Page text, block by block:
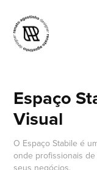
Espaço
Visual
O Espaço Stabile é
onde profissionais
seus negócios.